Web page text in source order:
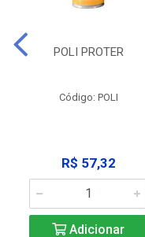
POLI PROTER
Código: POLI
R$ 57,32
Adicionar